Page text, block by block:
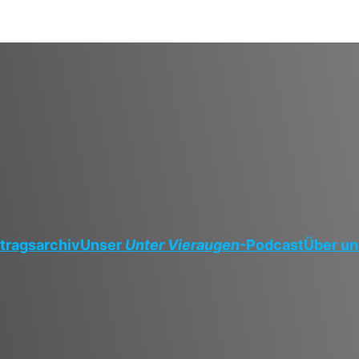
Unser Unter Vieraugen-PodcastÜber